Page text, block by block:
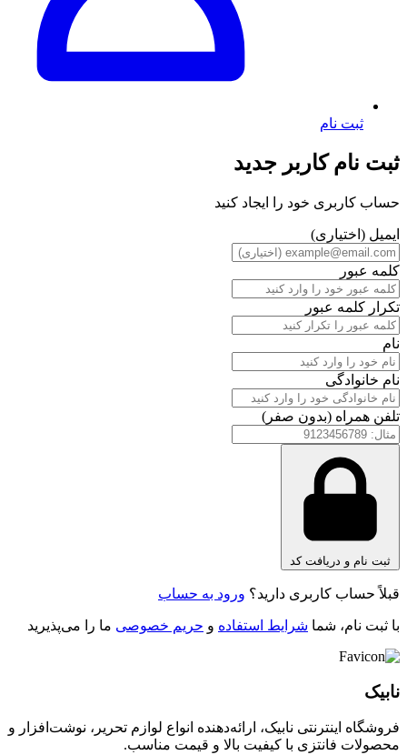
ثبت نام
ثبت نام کاربر جدید
حساب کاربری خود را ایجاد کنید
ایمیل (اختیاری)
کلمه عبور
تکرار کلمه عبور
نام
نام خانوادگی
تلفن همراه (بدون صفر)
ثبت نام و دریافت کد
قبلاً حساب کاربری دارید؟ ورود به حساب
با ثبت نام، شما شرایط استفاده و حریم خصوصی ما را می‌پذیرید
نابیک
فروشگاه اینترنتی نابیک، ارائه‌دهنده انواع لوازم تحریر، نوشت‌افزار و
محصولات فانتزی با کیفیت بالا و قیمت مناسب.